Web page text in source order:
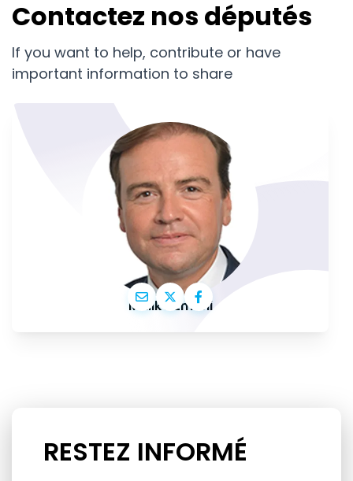
Contactez nos députés
If you want to help, contribute or have
important information to share
Malik Azmani
RESTEZ INFORMÉ